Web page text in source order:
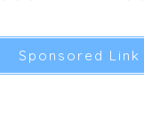
Sponsored Link